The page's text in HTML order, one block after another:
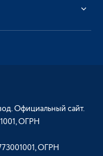
Официальный сайт.
ОГРН
ОГРН